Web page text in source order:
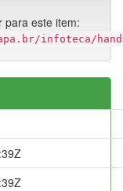
para este item:
infoteca/